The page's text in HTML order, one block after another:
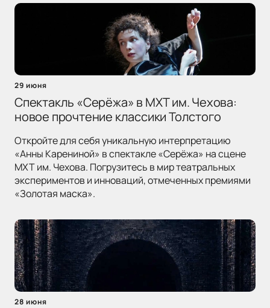
29 июня
Спектакль «Серёжа» в МХТ им. Чехова:
новое прочтение классики Толстого
Откройте для себя уникальную интерпретацию
«Анны Карениной» в спектакле «Серёжа» на сцене
МХТ им. Чехова. Погрузитесь в мир театральных
экспериментов и инноваций, отмеченных премиями
«Золотая маска».
28 июня